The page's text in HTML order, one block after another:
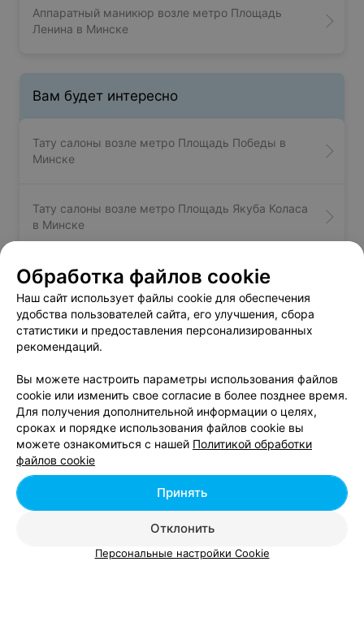
Аппаратный маникюр возле метро Площадь
Ленина в Минске
Вам будет интересно
Тату салоны возле метро Площадь Победы в
Минске
Тату салоны возле метро Площадь Якуба Коласа
в Минске
Тату салоны возле метро Пролетарская в Минске
Добавить компанию
Добавить специалиста
Обработка файлов cookie
Наш сайт использует файлы cookie для обеспечения
удобства пользователей сайта, его улучшения, сбора
статистики и предоставления персонализированных
рекомендаций.
Вы можете настроить параметры использования файлов
cookie или изменить свое согласие в более позднее время.
Для получения дополнительной информации о целях,
сроках и порядке использования файлов cookie вы
можете ознакомиться с нашей Политикой обработки
файлов cookie
Отклонить
Принять
Персональные настройки Cookie